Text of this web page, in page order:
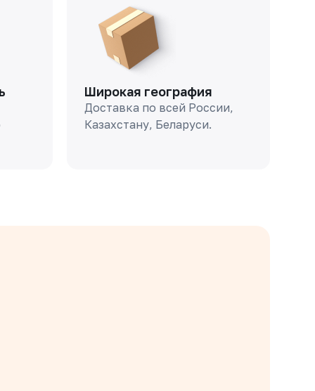
Широкая география
Доставка по всей России,
Казахстану, Беларуси.